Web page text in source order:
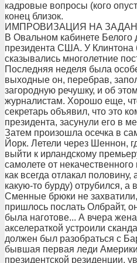
кадровые вопросы (кого
конец близок.
ИМПРОВИЗАЦИЯ НА
В Овальном кабинете Белого
президента США. У Клинтона
сказывались многолетние
Последняя неделя была
выходные он, перебрав,
загородную речушку, и об
журналистам. Хорошо еще,
секретарь объявил, что это
президента, засунули его в
Затем произошла осечка в
Йорк. Летели через Шеннон,
выйти к ирландскому
самолете от
как всегда отлакал
какую-то бурду) отрубился, а
Сменные брюки не
пришлось послать Олбрайт,
была наготове... А вчера
акселераткой устроили
должен был разобраться с
бывшая первая леди
президентской резиденции,